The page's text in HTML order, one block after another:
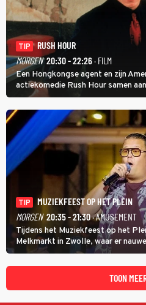
TIP
RUSH HOUR
MORGEN 20:30 - 22:26· FILM
Een Hongkongse agent en zijn
actiekomedie Rush Hour samen
van een leien dakje.
TIP
MUZIEKFEEST OP HET PLEIN
MORGEN 20:35 - 21:30· AMUSEMENT
Tijdens het Muziekfeest op het
Melkmarkt in Zwolle, waar er
grootste namen zijn André Hazes,
natuurlijk Rutger van Barneveld
TOON